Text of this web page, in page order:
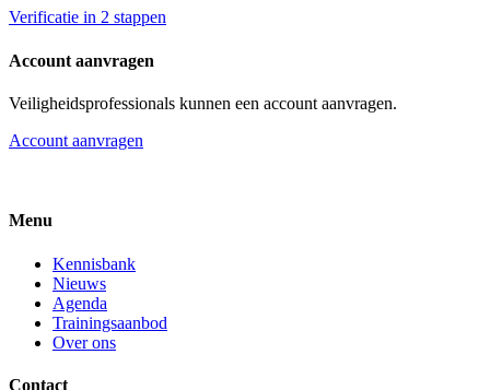
Verificatie in 2 stappen
Account aanvragen
Veiligheidsprofessionals kunnen een account aanvragen.
Account aanvragen
Menu
Kennisbank
Nieuws
Agenda
Trainingsaanbod
Over ons
Contact